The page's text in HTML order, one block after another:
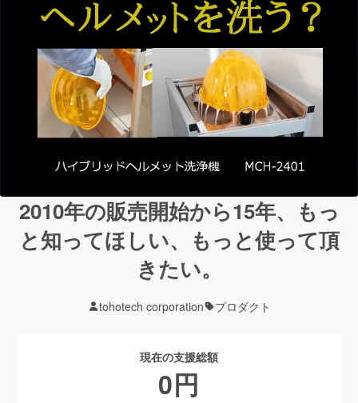
2010年の販売開始から15年、もっ
と知ってほしい、もっと使って頂
きたい。
tohotech corporation プロダクト
現在の支援総額
0円